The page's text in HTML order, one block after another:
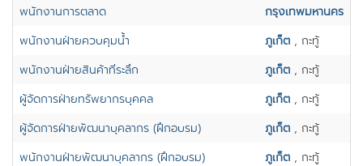
พนักงานการตลาด
กรุงเทพมหานคร
พนักงานฝ่ายควบคุมน้ำ
ภูเก็ต , กะทู้
พนักงานฝ่ายสินค้าที่ระลึก
ภูเก็ต , กะทู้
ผู้จัดการฝ่ายทรัพยากรบุคคล
ภูเก็ต , กะทู้
ผู้จัดการฝ่ายพัฒนาบุคลากร (ฝึกอบรม)
ภูเก็ต , กะทู้
พนักงานฝ่ายพัฒนาบุคลากร (ฝึกอบรม)
ภูเก็ต , กะทู้